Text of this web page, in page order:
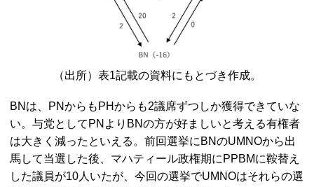
（出所）表1記載の資料にもとづき作成。
BN は、 PNからも PHからも2議席ずつしか獲得できていな
い。与党として PN より BNの方が好ましいと考える有権者
は大きく減ったといえる。前回選挙に BNのUMNOから出
馬して当選した後、マハティール政権期に PPBMに鞍替え
した議員が10人いたが、今回の選挙でUMNOはそれらの選